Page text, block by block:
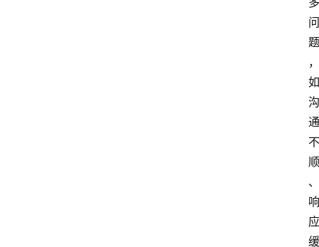
问
题
，
如
沟
通
不
顺
、
响
应
缓